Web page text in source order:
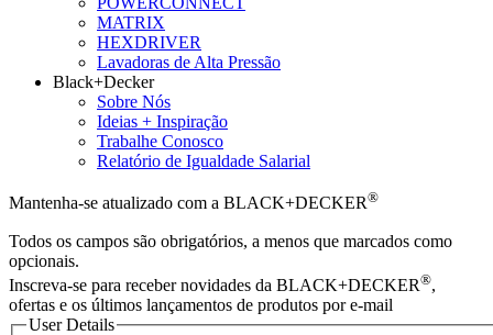
MATRIX
HEXDRIVER
Lavadoras de Alta Pressão
Black+Decker
Sobre Nós
Ideias + Inspiração
Trabalhe Conosco
Relatório de Igualdade Salarial
Mantenha-se atualizado com a BLACK+DECKER®
Todos os campos são obrigatórios, a menos que marcados como
opcionais.
Inscreva-se para receber novidades da BLACK+DECKER®,
ofertas e os últimos lançamentos de produtos por e-mail
User Details